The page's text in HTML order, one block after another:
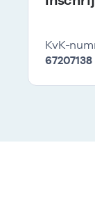
KvK-
67207138